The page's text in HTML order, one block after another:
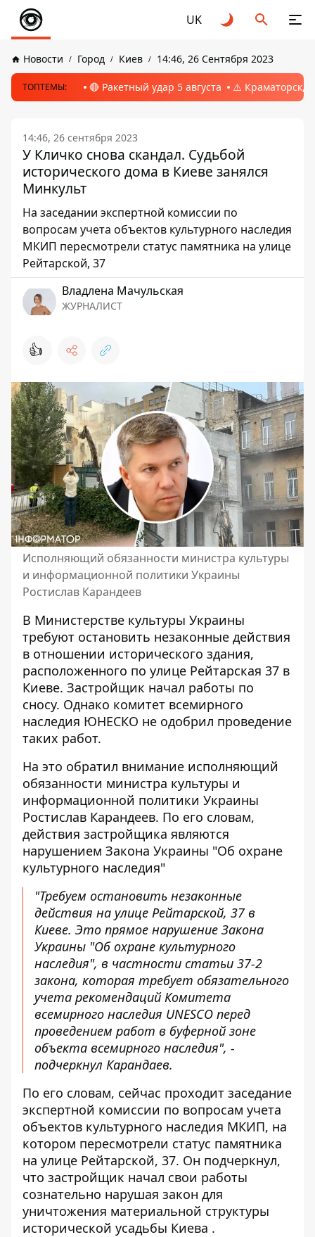
UK
Новости Город Киев 14:46, 26 Сентября 2023
ТОПТЕМЫ: 🔴 Ракетный удар 5 августа ⚠️ Краматорск,
14:46, 26 сентября 2023
У Кличко снова скандал. Судьбой
исторического дома в Киеве занялся
Минкульт
На заседании экспертной комиссии по
вопросам учета объектов культурного наследия
МКИП пересмотрели статус памятника на улице
Рейтарской, 37
Владлена Мачульская
ЖУРНАЛИСТ
👍
Исполняющий обязанности министра культуры
и информационной политики Украины
Ростислав Карандеев
В Министерстве культуры Украины
требуют остановить незаконные действия
в отношении исторического здания,
расположенного по улице Рейтарская 37 в
Киеве. Застройщик начал работы по
сносу. Однако комитет всемирного
наследия ЮНЕСКО не одобрил проведение
таких работ.
На это обратил внимание исполняющий
обязанности министра культуры и
информационной политики Украины
Ростислав Карандеев. По его словам,
действия застройщика являются
нарушением Закона Украины "Об охране
культурного наследия"
"Требуем остановить незаконные
действия на улице Рейтарской, 37 в
Киеве. Это прямое нарушение Закона
Украины "Об охране культурного
наследия", в частности статьи 37-2
закона, которая требует обязательного
учета рекомендаций Комитета
всемирного наследия UNESCO перед
проведением работ в буферной зоне
объекта всемирного наследия", -
подчеркнул Карандаев.
По его словам, сейчас проходит заседание
экспертной комиссии по вопросам учета
объектов культурного наследия МКИП, на
котором пересмотрели статус памятника
на улице Рейтарской, 37. Он подчеркнул,
что застройщик начал свои работы
сознательно нарушая закон для
уничтожения материальной структуры
исторической усадьбы Киева .